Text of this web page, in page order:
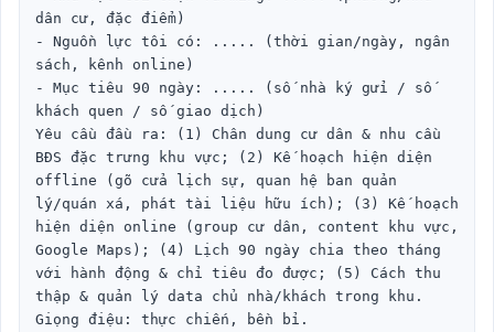
dân cư, đặc điểm)
- Nguồn lực tôi có: ..... (thời gian/ngày, ngân
sách, kênh online)
- Mục tiêu 90 ngày: ..... (số nhà ký gửi / số
khách quen / số giao dịch)
Yêu cầu đầu ra: (1) Chân dung cư dân & nhu cầu
BĐS đặc trưng khu vực; (2) Kế hoạch hiện diện
offline (gõ cửa lịch sự, quan hệ ban quản
lý/quán xá, phát tài liệu hữu ích); (3) Kế hoạch
hiện diện online (group cư dân, content khu vực,
Google Maps); (4) Lịch 90 ngày chia theo tháng
với hành động & chỉ tiêu đo được; (5) Cách thu
thập & quản lý data chủ nhà/khách trong khu.
Giọng điệu: thực chiến, bền bỉ.